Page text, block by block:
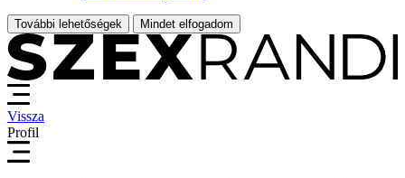
További lehetőségek Mindet elfogadom
Vissza
Profil